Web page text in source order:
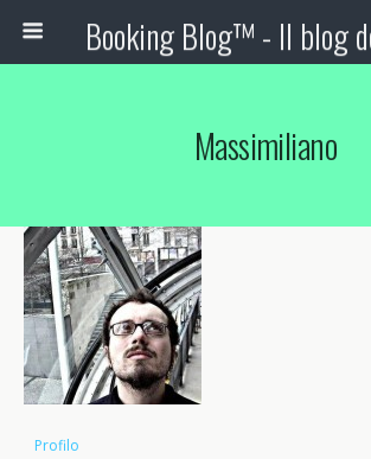
Massimiliano
Profilo